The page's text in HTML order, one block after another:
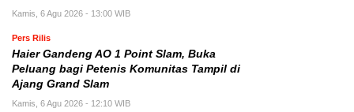
Kamis, 6 Agu 2026 - 13:00 WIB
Pers Rilis
Haier Gandeng AO 1 Point Slam, Buka
Peluang bagi Petenis Komunitas Tampil di
Ajang Grand Slam
Kamis, 6 Agu 2026 - 12:10 WIB